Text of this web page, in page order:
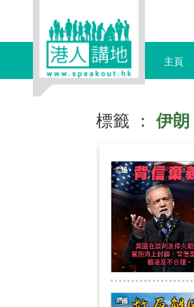
主頁
標籤 ： 伊朗